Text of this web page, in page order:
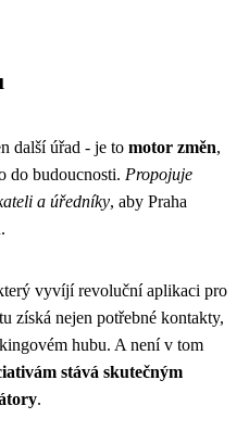
další úřad - je to motor změn,
do budoucnosti. Propojuje
a úředníky, aby Praha
vyvíjí revoluční aplikaci pro
získá nejen potřebné kontakty,
hubu. A není v tom
stává skutečným
.